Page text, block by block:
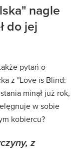
nagle
do jej
pytań o
z "Love is Blind:
minął już rok,
w sobie
kobiercu?
z